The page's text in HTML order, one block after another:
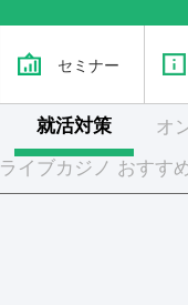
セミナー
就活対策
オ
ライブカジノ おすす